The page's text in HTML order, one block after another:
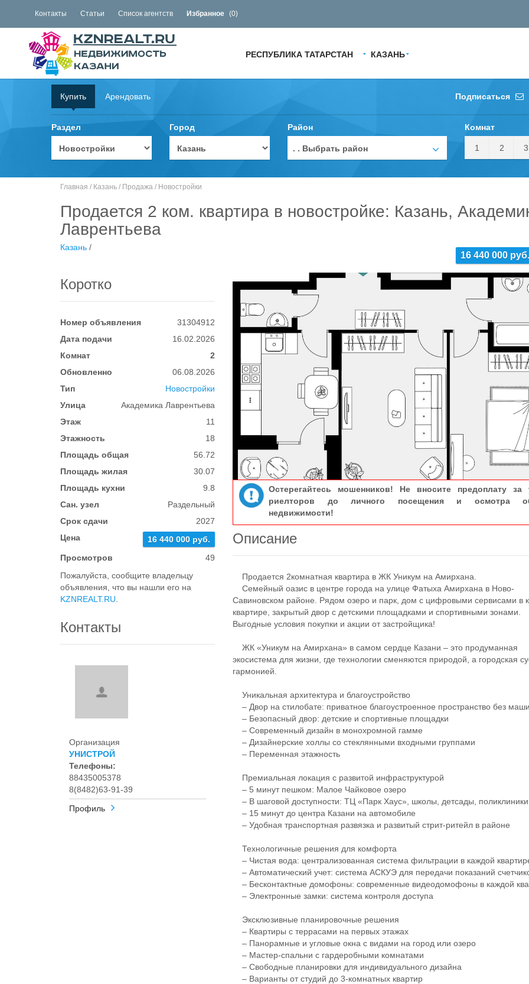
Контакты Статьи Список агентств Избранное (0)
РЕСПУБЛИКА ТАТАРСТАН КАЗАНЬ
Купить Арендовать Подписаться
Раздел Город Район
. . Выбрать район
Комнат
1 2 3
Главная / Казань / Продажа / Новостройки
Продается 2 ком. квартира в новостройке: Казань,
Лаврентьева
16 440 000 руб.
Казань /
Коротко
Номер объявления
31304912
Дата подачи
16.02.2026
Комнат
2
Обновленно
06.08.2026
Тип
Новостройки
Улица
Академика Лаврентьева
Этаж
11
Этажность
18
Площадь общая
56.72
Площадь жилая
30.07
Площадь кухни
9.8
Сан. узел
Раздельный
Срок сдачи
2027
Цена
16 440 000 руб.
Просмотров
49
Пожалуйста, сообщите владельцу
объявления, что вы нашли его на
KZNREALT.RU
Контакты
Организация
УНИСТРОЙ
Телефоны:
88435005378
8(8482)63-91-39
Профиль
Остерегайтесь мошенников! Не вносите предоплату за
риелторов до личного посещения и осмотра
недвижимости!
Описание
Продается 2комнатная квартира в ЖК Уникум на Амирхана.
Семейный оазис в центре города на улице Фатыха Амирхана в Ново-
Савиновском районе. Рядом озеро и парк, дом с цифровыми сервисами в
квартире, закрытый двор с детскими площадками и спортивными зонами.
Выгодные условия покупки и акции от застройщика!
ЖК «Уникум на Амирхана» в самом сердце Казани – это продуманная
экосистема для жизни, где технологии сменяются природой, а городская
гармонией.
Уникальная архитектура и благоустройство
– Двор на стилобате: приватное благоустроенное пространство без
– Безопасный двор: детские и спортивные площадки
– Современный дизайн в монохромной гамме
– Дизайнерские холлы со стеклянными входными группами
– Переменная этажность
Премиальная локация с развитой инфраструктурой
– 5 минут пешком: Малое Чайковое озеро
– В шаговой доступности: ТЦ «Парк Хаус», школы, детсады, поликлиники
– 15 минут до центра Казани на автомобиле
– Удобная транспортная развязка и развитый стрит-ритейл в районе
Технологичные решения для комфорта
– Чистая вода: централизованная система фильтрации в каждой
– Автоматический учет: система АСКУЭ для передачи показаний
– Бесконтактные домофоны: современные видеодомофоны в каждой
– Электронные замки: система контроля доступа
Эксклюзивные планировочные решения
– Квартиры с террасами на первых этажах
– Панорамные и угловые окна с видами на город или озеро
– Мастер-спальни с гардеробными комнатами
– Свободные планировки для индивидуального дизайна
– Варианты от студий до 3-комнатных квартир